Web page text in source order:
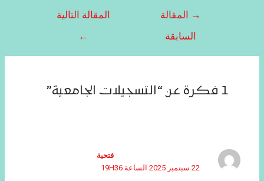
→ المقالة
السابقة
المقالة التالية
←
1 فكرة عن “التسجيلات الجامعية”
فتحية
22 سبتمبر 2025 الساعة 19H36